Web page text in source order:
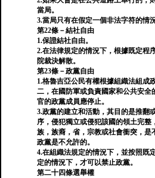
當局。
3.當局只有在假定一個非法字符的情
第22條－結社自由
1.保證結社自由。
2.在法律規定的情況下，根據既定程
院裁決解散。
第23條－政黨自由
1.格魯吉亞公民有權根據組織法組成
二，在國防軍或負責國家和公共安全
官的政黨成員應停止。
3.政黨的建立和活動，其目的是推翻
序，侵犯獨立或侵犯該國的領土完
族，族裔，省，宗教或社會衝突，是
政黨是不允許的。
4.在組織法規定的情況下，並按照既
定的情況下，才可以禁止政黨。
第二十四條選舉權